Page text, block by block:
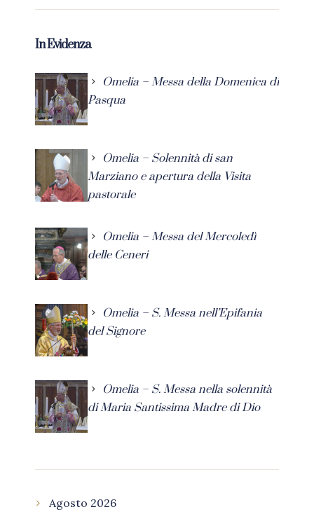
In Evidenza
Omelia – Messa della Domenica di
Pasqua
Omelia – Solennità di san
Marziano e apertura della Visita
pastorale
Omelia – Messa del Mercoledì
delle Ceneri
Omelia – S. Messa nell’Epifania
del Signore
Omelia – S. Messa nella solennità
di Maria Santissima Madre di Dio
Agosto 2026